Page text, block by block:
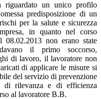
riguardato un unico profilo
predisposizione di un
per la salute e sicurezza
in quanto nel corso
non erano state
il primo soccorso,
di lavoro, il lavoratore non
di applicare le misure si
del servizio di prevenzione
di rilevanza e di efficienza
al lavoratore B.B.